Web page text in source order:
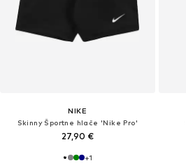
NIKE
Skinny Športne hlače 'Nike Pro'
27,90 €
+1